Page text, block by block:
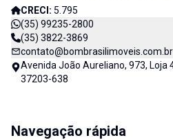
CRECI: 5.795
(35) 99235-2800
(35) 3822-3869
contato@bombrasilimoveis.com.br
Avenida João Aureliano, 973, Loja
37203-638
Navegação rápida